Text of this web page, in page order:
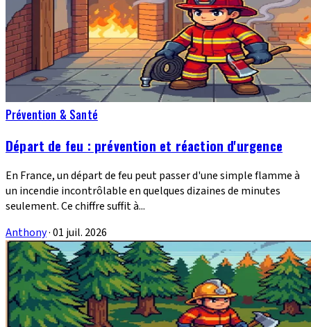
Prévention & Santé
Départ de feu : prévention et réaction d'urgence
En France, un départ de feu peut passer d'une simple flamme à
un incendie incontrôlable en quelques dizaines de minutes
seulement. Ce chiffre suffit à...
Anthony·01 juil. 2026